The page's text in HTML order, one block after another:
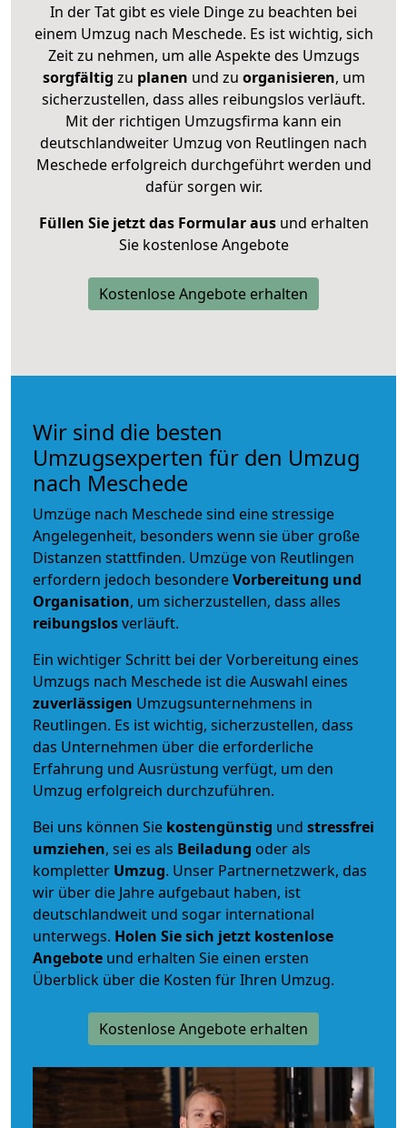
In der Tat gibt es viele Dinge zu beachten bei
einem Umzug nach Meschede. Es ist wichtig, sich
Zeit zu nehmen, um alle Aspekte des Umzugs
sorgfältig zu planen und zu organisieren, um
sicherzustellen, dass alles reibungslos verläuft.
Mit der richtigen Umzugsfirma kann ein
deutschlandweiter Umzug von Reutlingen nach
Meschede erfolgreich durchgeführt werden und
dafür sorgen wir.
Füllen Sie jetzt das Formular ausund erhalten
Sie kostenlose Angebote
Kostenlose Angebote erhalten
Wir sind die besten
Umzugsexperten für den Umzug
nach Meschede
Umzüge nach Meschede sind eine stressige
Angelegenheit, besonders wenn sie über große
Distanzen stattfinden. Umzüge von Reutlingen
erfordern jedoch besondereVorbereitung und
Organisation, um sicherzustellen, dass alles
reibungslosverläuft.
Ein wichtiger Schritt bei der Vorbereitung eines
Umzugs nach Meschede ist die Auswahl eines
zuverlässigen Umzugsunternehmens in
Reutlingen. Es ist wichtig, sicherzustellen, dass
das Unternehmen über die erforderliche
Erfahrung und Ausrüstung verfügt, um den
Umzug erfolgreich durchzuführen.
Bei uns können Sie kostengünstig und stressfrei
umziehen, sei es als Beiladung oder als
kompletter Umzug. Unser Partnernetzwerk, das
wir über die Jahre aufgebaut haben, ist
deutschlandweit und sogar international
unterwegs. Holen Sie sich jetzt kostenlose
Angebote und erhalten Sie einen ersten
Überblick über die Kosten für Ihren Umzug.
Kostenlose Angebote erhalten